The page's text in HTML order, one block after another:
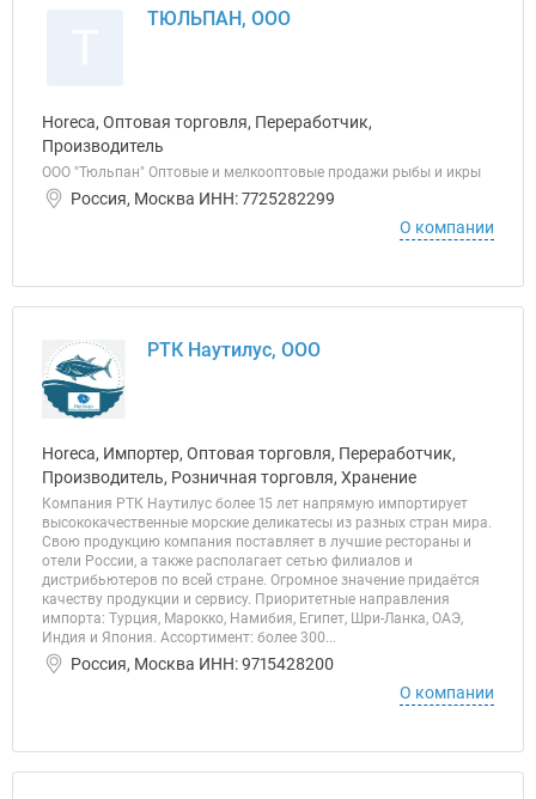
ТЮЛЬПАН, ООО
Horeca, Оптовая торговля, Переработчик,
Производитель
ООО "Тюльпан" Оптовые и мелкооптовые продажи рыбы и икры
Россия, Москва ИНН: 7725282299
О компании
РТК Наутилус, ООО
Horeca, Импортер, Оптовая торговля, Переработчик,
Производитель, Розничная торговля, Хранение
Компания РТК Наутилус более 15 лет напрямую импортирует
высококачественные морские деликатесы из разных стран мира.
Свою продукцию компания поставляет в лучшие рестораны и
отели России, а также располагает сетью филиалов и
дистрибьютеров по всей стране. Огромное значение придаётся
качеству продукции и сервису. Приоритетные направления
импорта: Турция, Марокко, Намибия, Египет, Шри-Ланка, ОАЭ,
Индия и Япония. Ассортимент: более 300...
Россия, Москва ИНН: 9715428200
О компании